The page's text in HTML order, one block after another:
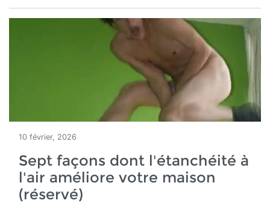
10 février, 2026
Sept façons dont l'étanchéité à
l'air améliore votre maison
(réservé)